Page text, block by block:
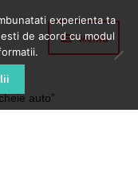
Meniu
Auto
auto”
experienta ta
de acord cu modul